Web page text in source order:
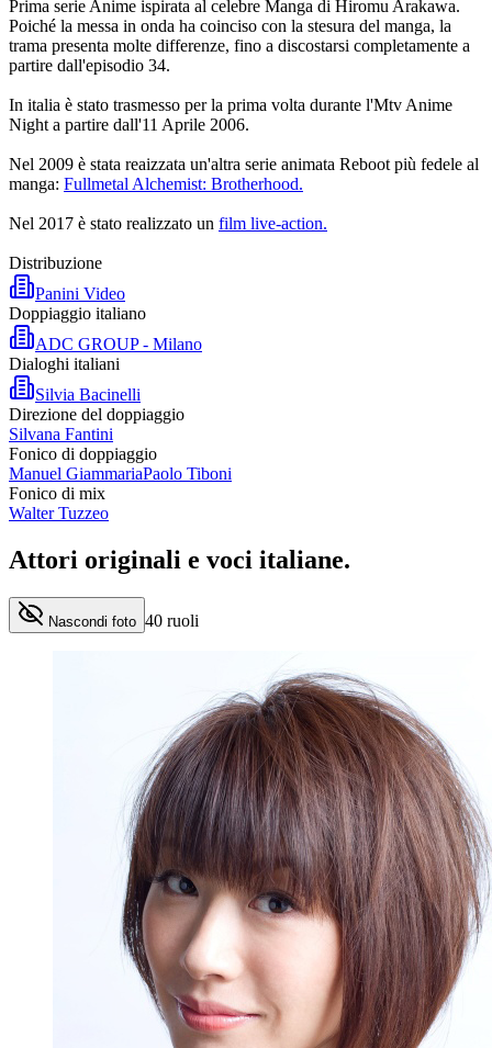
Prima serie Anime ispirata al celebre Manga di Hiromu Arakawa.
Poiché la messa in onda ha coinciso con la stesura del manga, la
trama presenta molte differenze, fino a discostarsi completamente a
partire dall'episodio 34.
In italia è stato trasmesso per la prima volta durante l'Mtv Anime
Night a partire dall'11 Aprile 2006.
Nel 2009 è stata reaizzata un'altra serie animata Reboot più fedele al
manga: Fullmetal Alchemist: Brotherhood.
Nel 2017 è stato realizzato un film live-action.
Distribuzione
Panini Video
Doppiaggio italiano
ADC GROUP - Milano
Dialoghi italiani
Silvia Bacinelli
Direzione del doppiaggio
Silvana Fantini
Fonico di doppiaggio
Manuel GiammariaPaolo Tiboni
Fonico di mix
Walter Tuzzeo
Attori originali e voci italiane.
Nascondi foto 40 ruoli